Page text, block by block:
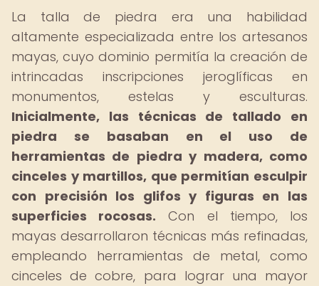
La talla de piedra era una habilidad
altamente especializada entre los artesanos
mayas, cuyo dominio permitía la creación de
intrincadas inscripciones jeroglíficas en
monumentos, estelas y esculturas.
Inicialmente, las técnicas de tallado en
piedra se basaban en el uso de
herramientas de piedra y madera, como
cinceles y martillos, que permitían esculpir
con precisión los glifos y figuras en las
superficies rocosas. Con el tiempo, los
mayas desarrollaron técnicas más refinadas,
empleando herramientas de metal, como
cinceles de cobre, para lograr una mayor